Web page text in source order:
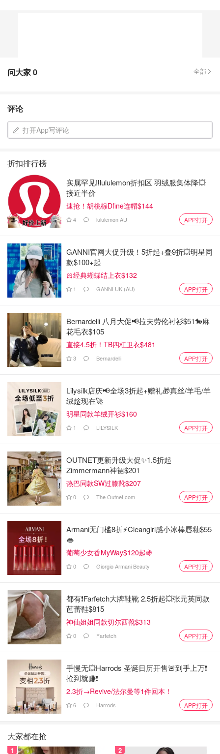
问大家0 全部
评论
打开App写评论
折扣排行榜
实属罕见‼️lululemon折扣区 羽绒服集体降💥
接近半价
速抢！胡桃棕Dfine连帽$144
4 lululemon AU APP打开
GANNI官网大促升级！5折起+叠9折💥明星同
款$100+起
🎀经典蝴蝶结上衣$132
1 GANNI UK (AU) APP打开
Bernardelli 八月大促📢拉夫劳伦衬衫$51🐎麻
花毛衣$105
直接4.5折！TB四杠卫衣$481
3 Bernardelli APP打开
Lilysilk店庆📢全场3折起+赠礼🎁真丝/羊毛/羊
绒趁现在🚀
明星同款羊绒开衫$160
1 LILYSILK APP打开
OUTNET更新升级大促✨1.5折起
Zimmermann神裙$201
热巴同款SW过膝靴$207
0 The Outnet.com APP打开
Armani无门槛8折⚡️Cleangirl感小冰棒唇釉$55
👄
葡萄少女香MyWay$120起🍇
0 Giorgio Armani Beauty APP打开
都有❗Farfetch大牌鞋靴 2.5折起💥张元英同款
芭蕾鞋$815
神仙姐姐同款切尔西靴$313
0 Farfetch APP打开
手慢无💥Harrods 圣诞日历开售🚨到手上万❗️
抢到就赚❗️
2.3折→Revive/法尔曼等1件回本！
6 Harrods APP打开
大家都在抢
1 2